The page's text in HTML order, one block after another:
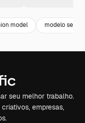
model modelo sexy
seu melhor trabalho.
empresas,